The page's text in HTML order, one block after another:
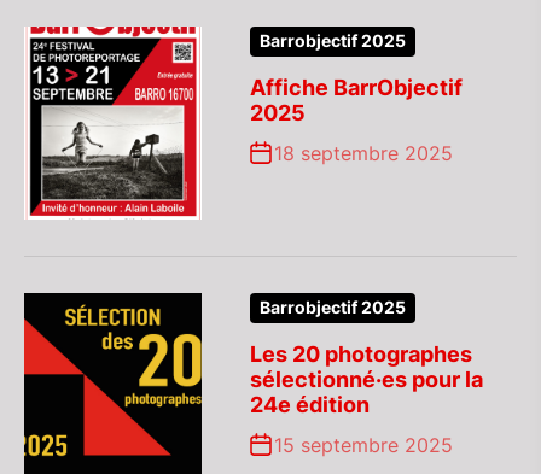
Barrobjectif 2025
Affiche BarrObjectif
2025
18 septembre 2025
Barrobjectif 2025
Les 20 photographes
sélectionné·es pour la
24e édition
15 septembre 2025